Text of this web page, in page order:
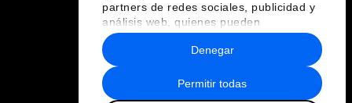
partners de redes sociales, publicidad y
análisis web, quienes pueden
combinarla con otra información que les
haya proporcionado o que hayan
recopilado a partir del uso que haya
hecho de sus servicios.
Permitir todas
Denegar